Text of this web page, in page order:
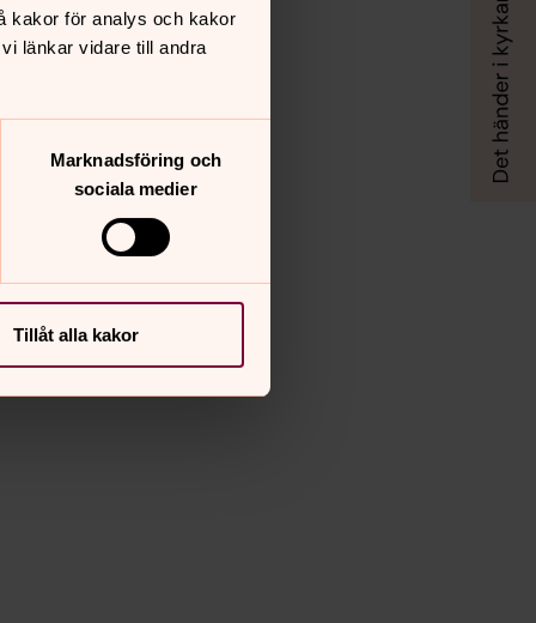
kakor för analys och kakor
länkar vidare till andra
Marknadsföring och
sociala medier
Tillåt alla kakor